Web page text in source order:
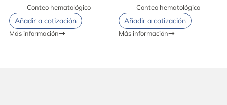
Conteo hematológico
Añadir a cotización
Más información
Conteo hematológico
Añadir a cotización
Más información